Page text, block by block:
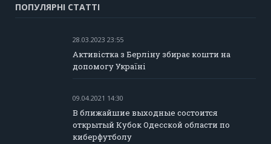
ПОПУЛЯРНІ СТАТТІ
28.03.2023 23:55
Активістка з Берліну збирає кошти на
допомогу Україні
09.04.2021 14:30
В ближайшие выходные состоится
открытый Кубок Одесской области по
киберфутболу